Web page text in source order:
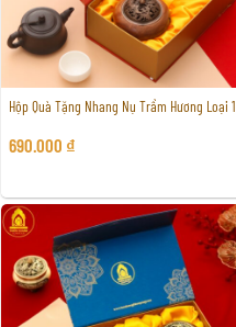
Hộp Quà Tặng Nhang Nụ Trầm Hương Loại 1
690.000 ₫